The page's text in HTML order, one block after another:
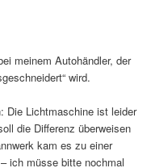
meinem Autohändler, der
wird.
Die Lichtmaschine ist leider
die Differenz überweisen
kam es zu einer
ich müsse bitte nochmal